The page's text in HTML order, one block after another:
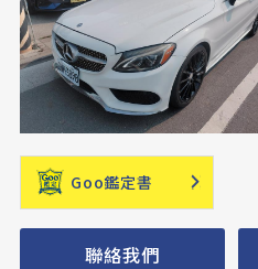
Goo鑑定書
聯絡我們